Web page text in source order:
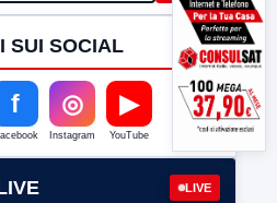
SUI SOCIAL
f ◎
Instagram
▶
YouTube
LIVE